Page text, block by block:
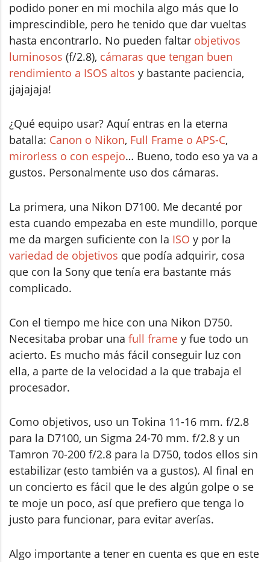
podido poner en mi mochila algo más que lo
imprescindible, pero he tenido que dar vueltas
hasta encontrarlo. No pueden faltar objetivos
luminosos (f/2.8), cámaras que tengan buen
rendimiento a ISOS altos y bastante paciencia,
¡jajajaja!
¿Qué equipo usar? Aquí entras en la eterna
batalla: Canon o Nikon, Full Frame o APS-C,
mirorless o con espejo… Bueno, todo eso ya va a
gustos. Personalmente uso dos cámaras.
La primera, una Nikon D7100. Me decanté por
esta cuando empezaba en este mundillo, porque
me da margen suficiente con la ISO y por la
variedad de objetivos que podía adquirir, cosa
que con la Sony que tenía era bastante más
complicado.
Con el tiempo me hice con una Nikon D750.
Necesitaba probar una full frame y fue todo un
acierto. Es mucho más fácil conseguir luz con
ella, a parte de la velocidad a la que trabaja el
procesador.
Como objetivos, uso un Tokina 11-16 mm. f/2.8
para la D7100, un Sigma 24-70 mm. f/2.8 y un
Tamron 70-200 f/2.8 para la D750, todos ellos sin
estabilizar (esto también va a gustos). Al final en
un concierto es fácil que le des algún golpe o se
te moje un poco, así que prefiero que tenga lo
justo para funcionar, para evitar averías.
Algo importante a tener en cuenta es que en este